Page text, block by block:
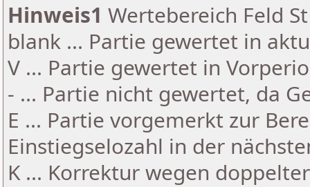
Hinweis1 Wertebereich Feld
blank ... Partie gewertet in
V ... Partie gewertet in
- ... Partie nicht gewertet, da
E ... Partie vorgemerkt zur
Einstiegselozahl in der
K ... Korrektur wegen